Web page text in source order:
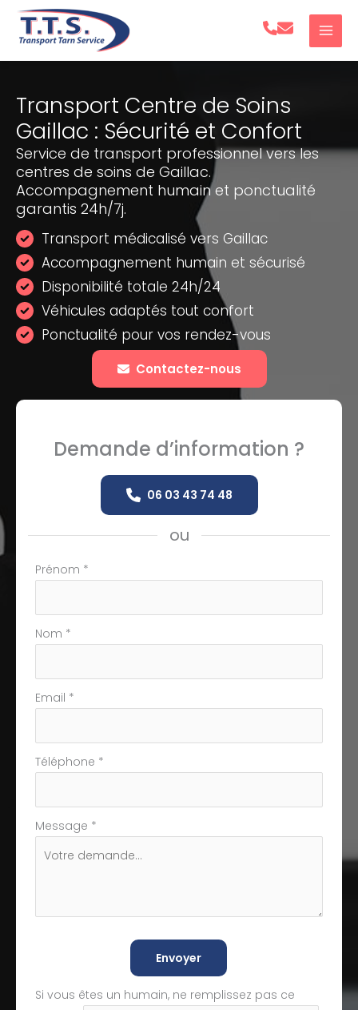
Aller
Transport Centre de Soins
Gaillac : Sécurité et Confort
Service de transport professionnel vers les
centres de soins de Gaillac.
Accompagnement humain et ponctualité
garantis 24h/7j.
Transport médicalisé vers Gaillac
Accompagnement humain et sécurisé
Disponibilité totale 24h/24
Véhicules adaptés tout confort
Ponctualité pour vos rendez-vous
Contactez-nous
Demande d’information ?
06 03 43 74 48
ou
Formulaire
téléphone
Prénom *
Nom *
Email *
Téléphone *
Message *
Envoyer
Si vous êtes un humain, ne remplissez pas ce